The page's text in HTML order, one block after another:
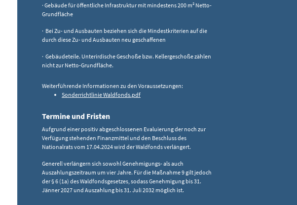
· Gebäude für öffentliche Infrastruktur mit mindestens 200 m² Netto-
Grundfläche
· Bei Zu- und Ausbauten beziehen sich die Mindestkriterien auf die
durch diese Zu- und Ausbauten neu geschaffenen
· Gebäudeteile. Unterirdische Geschoße bzw. Kellergeschoße zählen
nicht zur Netto-Grundfläche.
Weiterführende Informationen zu den Voraussetzungen:
Sonderrichtlinie Waldfonds.pdf
Termine und Fristen
Aufgrund einer positiv abgeschlossenen Evaluierung der noch zur
Verfügung stehenden Finanzmittel und den Beschluss des
Nationalrats vom 17.04.2024 wird der Waldfonds verlängert.
Generell verlängern sich sowohl Genehmigungs- als auch
Auszahlungszeitraum um vier Jahre. Für die Maßnahme 9 gilt jedoch
der § 6 (1a) des Waldfondsgesetzes, sodass Genehmigung bis 31.
Jänner 2027 und Auszahlung bis 31. Juli 2032 möglich ist.